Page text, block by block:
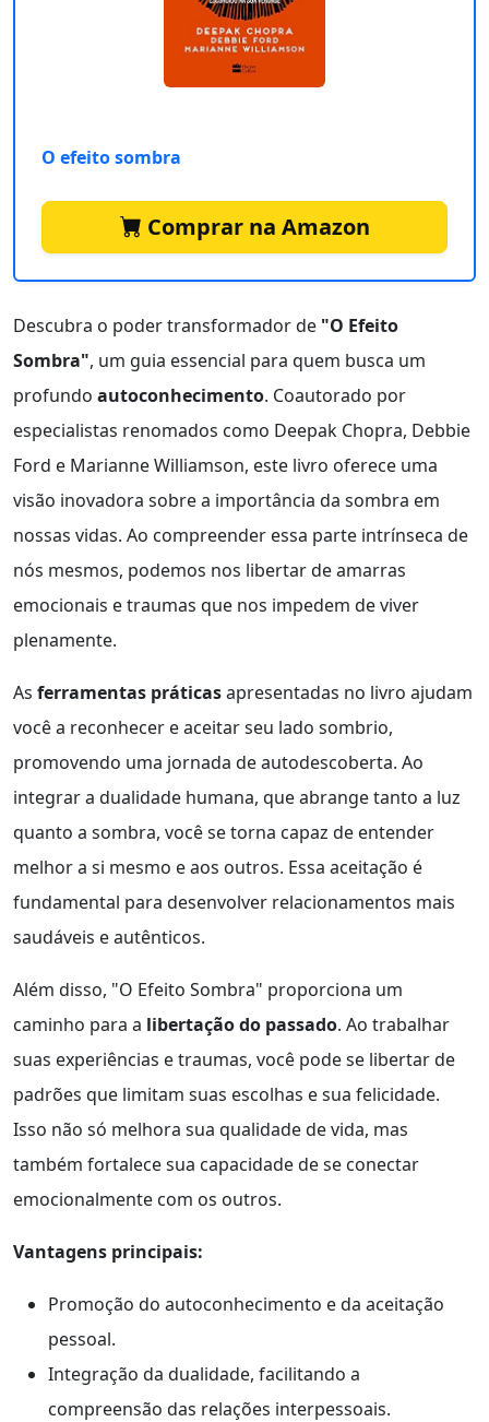
O efeito sombra
Comprar na Amazon
Descubra o poder transformador de "O Efeito
Sombra", um guia essencial para quem busca um
profundo autoconhecimento. Coautorado por
especialistas renomados como Deepak Chopra, Debbie
Ford e Marianne Williamson, este livro oferece uma
visão inovadora sobre a importância da sombra em
nossas vidas. Ao compreender essa parte intrínseca de
nós mesmos, podemos nos libertar de amarras
emocionais e traumas que nos impedem de viver
plenamente.
As ferramentas práticasapresentadas no livro ajudam
você a reconhecer e aceitar seu lado sombrio,
promovendo uma jornada de autodescoberta. Ao
integrar a dualidade humana, que abrange tanto a luz
quanto a sombra, você se torna capaz de entender
melhor a si mesmo e aos outros. Essa aceitação é
fundamental para desenvolver relacionamentos mais
saudáveis e autênticos.
Além disso, "O Efeito Sombra" proporciona um
caminho para a libertação do passado. Ao trabalhar
suas experiências e traumas, você pode se libertar de
padrões que limitam suas escolhas e sua felicidade.
Isso não só melhora sua qualidade de vida, mas
também fortalece sua capacidade de se conectar
emocionalmente com os outros.
Vantagens principais:
Promoção do autoconhecimento e da aceitação
pessoal.
Integração da dualidade, facilitando a
compreensão das relações interpessoais.